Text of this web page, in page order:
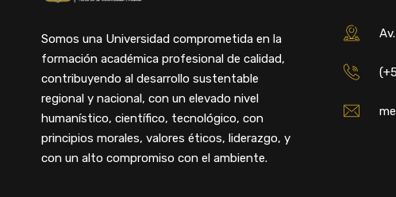
Somos una Universidad comprometida en la
formación académica profesional de calidad,
contribuyendo al desarrollo sustentable
regional y nacional, con un elevado nivel
humanístico, científico, tecnológico, con
principios morales, valores éticos, liderazgo, y
con un alto compromiso con el ambiente.